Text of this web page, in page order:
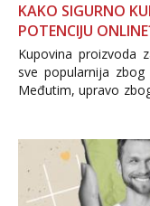
KAKO SIGURNO
POTENCIJU
Kupovina proizvoda
sve popularnija
Međutim, upravo
i brojni